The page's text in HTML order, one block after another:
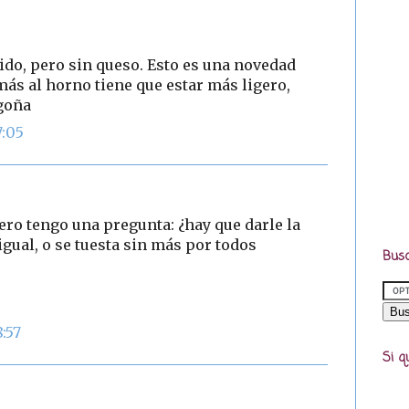
pero sin queso. Esto es una novedad
al horno tiene que estar más ligero,
tengo una pregunta: ¿hay que darle la
o se tuesta sin más por todos
Si